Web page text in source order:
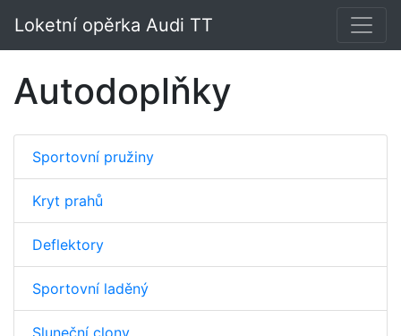
Loketní opěrka Audi TT
Autodoplňky
Sportovní pružiny
Kryt prahů
Deflektory
Sportovní laděný
Sluneční clony